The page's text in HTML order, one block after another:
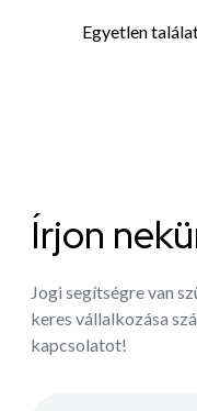
Egyetlen
Írjon
Jogi segítségre van
keres vállalkozása
kapcsolatot!